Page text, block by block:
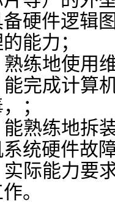
备硬件逻辑
能力；
练地使用
完成计算
；
熟练地拆
系统硬件故
际能力要
。